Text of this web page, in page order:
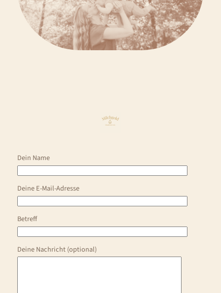
Dein Name
Deine E-Mail-Adresse
Betreff
Deine Nachricht (optional)